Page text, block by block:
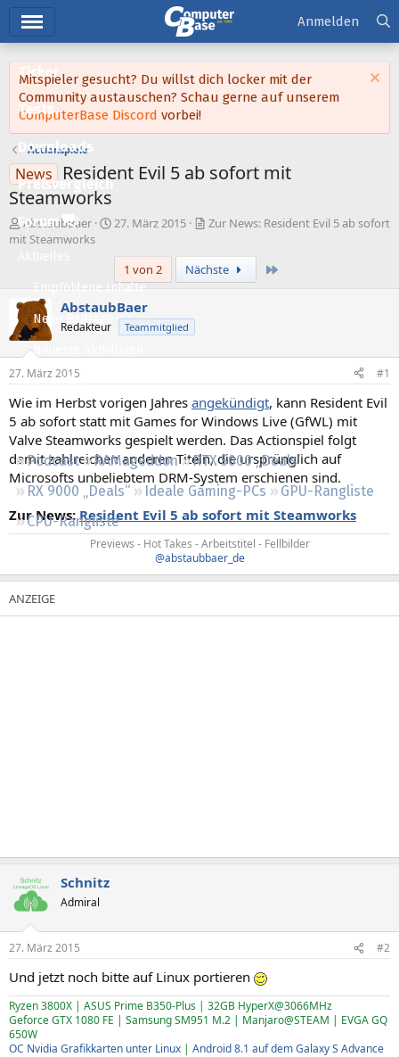
Ticker
Tests
Downloads
Preisvergleich
Forum
Empfohlene Inhalte
Neue Beiträge
Neueste Aktivitäten
Leserartikel
Regeln
Podcast RAMageddon
RTX 5000 „Deals“
RX 9000 „Deals“
Ideale Gaming-PCs
GPU-Rangliste
CPU-Rangliste
Anmelden
Mitspieler gesucht? Du willst dich locker mit der
Community austauschen? Schau gerne auf unserem
ComputerBase Discord vorbei!
Actionspiele
News
Resident Evil 5 ab sofort mit
Steamworks
E
r
l
l
e
r
AbstaubBaer
E
s
e
l
27. März 2015
Zur News: Resident Evil 5 ab sofort
mit Steamworks
1 von 2
Nächste
AbstaubBaer
Redakteur Teammitglied
27. März 2015 #1
Wie im Herbst vorigen Jahres angekündigt, kann Resident Evil
5 ab sofort statt mit Games for Windows Live (GfWL) mit
Valve Steamworks gespielt werden. Das Actionspiel folgt
damit zahlreichen anderen Titeln, die ursprünglich auf
Microsofts unbeliebtem DRM-System erschienen sind.
Zur News:Resident Evil 5 ab sofort mit Steamworks
Previews - Hot Takes - Arbeitstitel - Fellbilder
@abstaubbaer_de
Schnitz
Admiral
27. März 2015 #2
Und jetzt noch bitte auf Linux portieren
Ryzen 3800X | ASUS Prime B350-Plus | 32GB HyperX@3066MHz
Geforce GTX 1080 FE | Samsung SM951 M.2 | Manjaro@STEAM | EVGA GQ
650W
OC Nvidia Grafikkarten unter Linux | Android 8.1 auf dem Galaxy S Advance